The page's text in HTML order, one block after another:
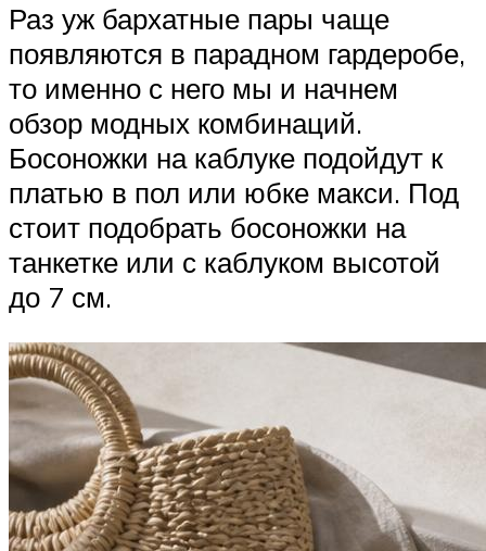
Раз уж бархатные пары чаще
появляются в парадном гардеробе,
то именно с него мы и начнем
обзор модных комбинаций.
Босоножки на каблуке подойдут к
платью в пол или юбке макси. Под
стоит подобрать босоножки на
танкетке или с каблуком высотой
до 7 см.